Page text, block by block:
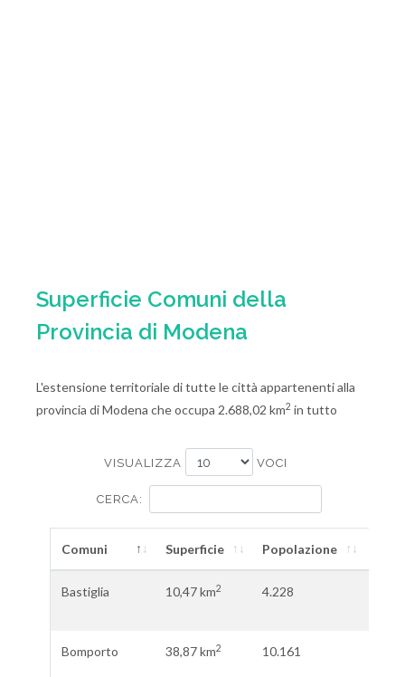
Superficie Comuni della
Provincia di Modena
L'estensione territoriale di tutte le città appartenenti alla
provincia di Modena che occupa 2.688,02 km2 in tutto
VISUALIZZA VOCI
CERCA:
Comuni Superficie Popolazione
Bastiglia 10,47 km2 4.228
Bomporto 38,87 km2 10.161